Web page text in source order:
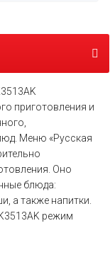
приготовления и
Меню «Русская
Оно
блюда:
а также напитки.
режим